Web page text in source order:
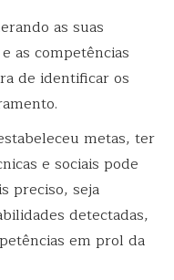
as suas
e as competências
de identificar os
metas, ter
e sociais pode
preciso, seja
detectadas,
em prol da